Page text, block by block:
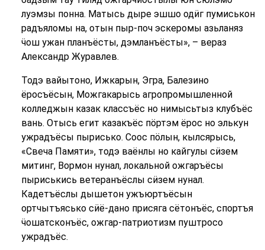
луэмзы понна. Матысь дыре эшшо одӥг пумиськон
радъяломы на, отын пыр-поч эскеромы азьланяз
ӵош ужан планъёсты, дэмланъёсты», – вераз
Александр Журавлев.
Тодэ вайытоно, Ижкарын, Эгра, Балезино
ёросъёсын, Можгакарысь агропромышленной
колледжын казак классъёс но нимысьтыз клубъёс
вань. Отысь егит казакъёс пӧртэм ёрос но элькун
ужрадъёсы пырисько. Соос пӧлын, кылсярысь,
«Свеча Памяти», тодэ ваёнлы но кайгулы сӥзем
митинг, Вормон нунал, локальной ожгаръёсы
пыриськись ветеранъёслы сӥзем нунал.
Кадетъёслы дышетон ужъюртъёсын
ортчытъясько сӥё-дано присяга сётонъёс, спортъя
ӵошатсконъёс, ожгар-патриотизм пуштросо
ужрадъёс.